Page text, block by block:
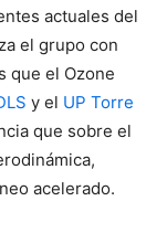
actuales del
el grupo con
que el Ozone
y el UP Torre
que sobre el
acelerado.